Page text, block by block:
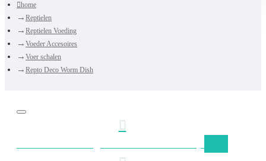
home
Reptielen
Reptielen Voeding
Voeder Accesoires
Voer schalen
Repto Deco Worm Dish